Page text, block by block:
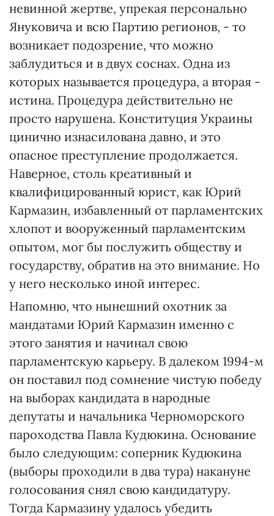
невинной жертве, упрекая персонально
Януковича и всю Партию регионов, - то
возникает подозрение, что можно
заблудиться и в двух соснах. Одна из
которых называется процедура, а вторая -
истина. Процедура действительно не
просто нарушена. Конституция Украины
цинично изнасилована давно, и это
опасное преступление продолжается.
Наверное, столь креативный и
квалифицированный юрист, как Юрий
Кармазин, избавленный от парламентских
хлопот и вооруженный парламентским
опытом, мог бы послужить обществу и
государству, обратив на это внимание. Но
у него несколько иной интерес.
Напомню, что нынешний охотник за
мандатами Юрий Кармазин именно с
этого занятия и начинал свою
парламентскую карьеру. В далеком 1994-м
он поставил под сомнение чистую победу
на выборах кандидата в народные
депутаты и начальника Черноморского
пароходства Павла Кудюкина. Основание
было следующим: соперник Кудюкина
(выборы проходили в два тура) накануне
голосования снял свою кандидатуру.
Тогда Кармазину удалось убедить